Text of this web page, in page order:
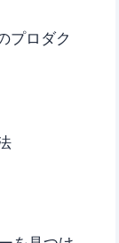
プロダク